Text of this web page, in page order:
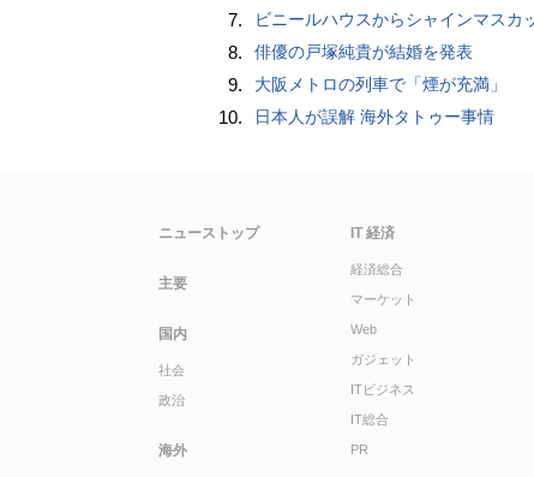
7. ビニールハウスからシャインマスカット約200房を盗んだ疑い ネットで販売か 無職の男（42）逮捕
8. 俳優の戸塚純貴が結婚を発表
9. 大阪メトロの列車で「煙が充満」
10. 日本人が誤解 海外タトゥー事情
ニューストップ
主要
国内
社会
政治
海外
IT 経済
経済総合
マーケット
Web
ガジェット
ITビジネス
IT総合
PR